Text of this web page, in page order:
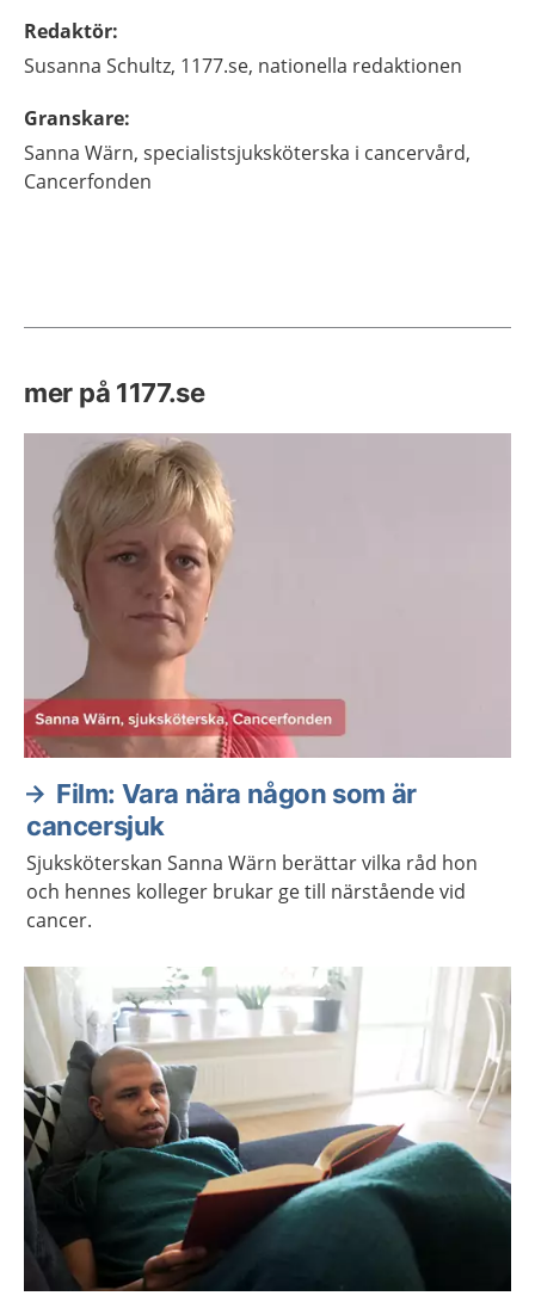
Redaktör:
Susanna Schultz, 1177.se, nationella redaktionen
Granskare:
Sanna Wärn, specialistsjuksköterska i cancervård,
Cancerfonden
mer på 1177.se
Film: Vara nära någon som är
cancersjuk
Sjuksköterskan Sanna Wärn berättar vilka råd hon
och hennes kolleger brukar ge till närstående vid
cancer.